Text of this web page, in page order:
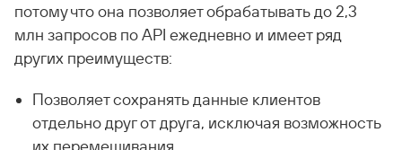
потому что она позволяет обрабатывать до 2,3
млн запросов по API ежедневно и имеет ряд
других преимуществ:
Позволяет сохранять данные клиентов
отдельно друг от друга, исключая возможность